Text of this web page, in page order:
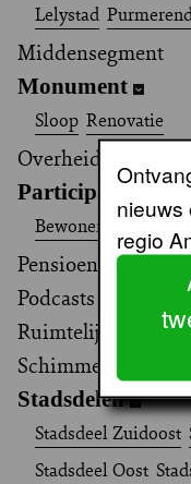
Lelystad
Middensegment
Monument
Sloop Renovatie
Overheidsbeleid
Participatie
Pensioenfonds /
Podcasts
Ruimtelijke
Schimmel- en
Stadsdelen
Stadsdeel Zuidoost
Stadsdeel Oost
nieuws
regio